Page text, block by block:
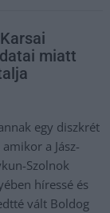
miatt
egy diszkrét
a Jász-
Szolnok
híressé és
vált Boldog